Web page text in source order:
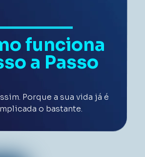
funciona
a Passo
Porque a sua vida já é
o bastante.